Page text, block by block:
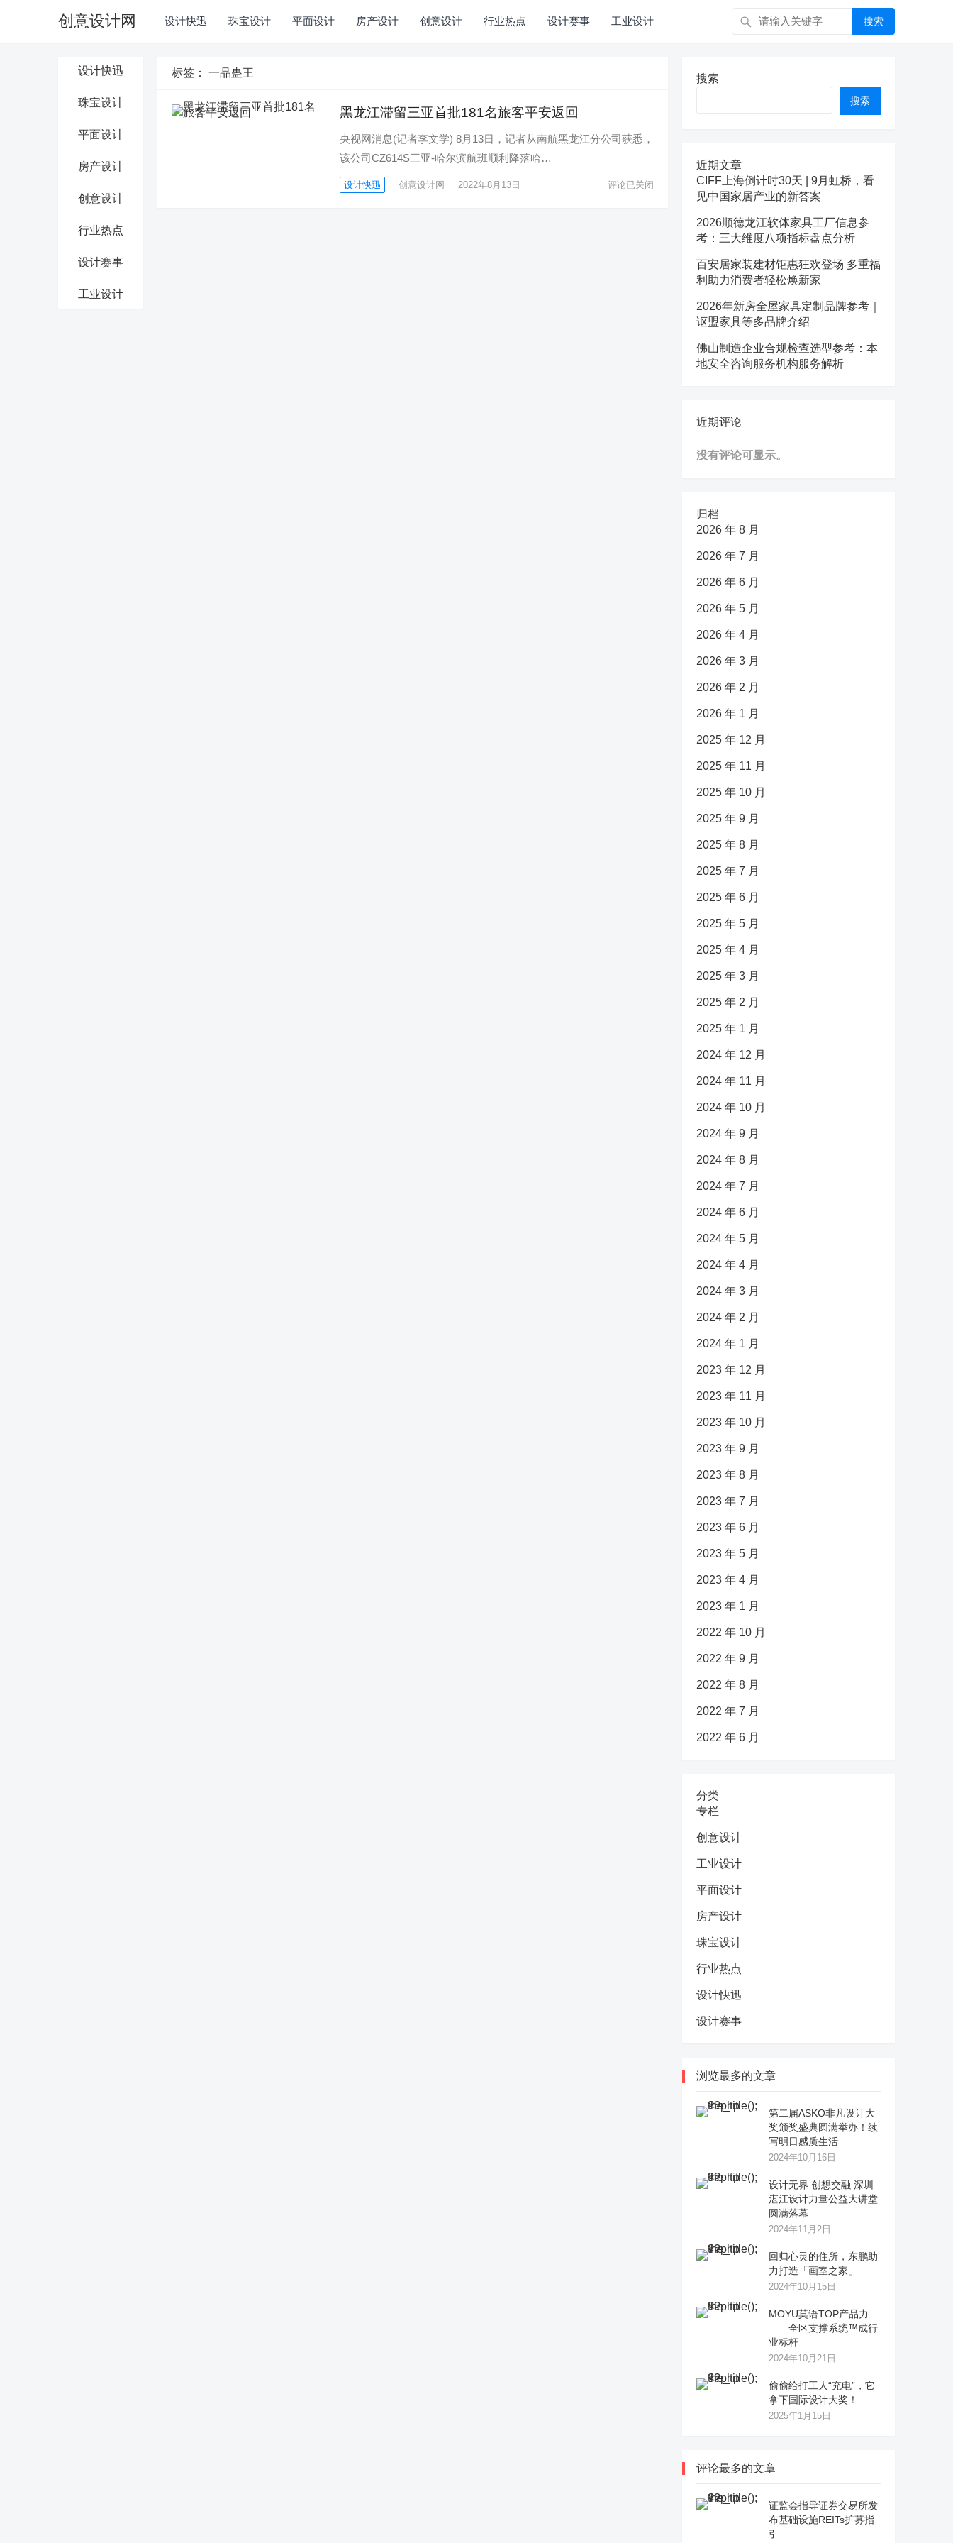
创意设计网 设计快迅 珠宝设计 平面设计 房产设计 创意设计 行业热点 设计赛事 工业设计 搜索
设计快迅
珠宝设计
平面设计
房产设计
创意设计
行业热点
设计赛事
工业设计
标签： 一品蛊王
黑龙江滞留三亚首批181名旅客平安返回
央视网消息(记者李文学) 8月13日，记者从南航黑龙江分公司获悉，
该公司CZ614S三亚-哈尔滨航班顺利降落哈…
设计快迅 创意设计网 2022年8月13日 评论已关闭
搜索
搜索
近期文章
CIFF上海倒计时30天 | 9月虹桥，看
见中国家居产业的新答案
2026顺德龙江软体家具工厂信息参
考：三大维度八项指标盘点分析
百安居家装建材钜惠狂欢登场 多重福
利助力消费者轻松焕新家
2026年新房全屋家具定制品牌参考｜
讴盟家具等多品牌介绍
佛山制造企业合规检查选型参考：本
地安全咨询服务机构服务解析
近期评论
没有评论可显示。
归档
2026 年 8 月
2026 年 7 月
2026 年 6 月
2026 年 5 月
2026 年 4 月
2026 年 3 月
2026 年 2 月
2026 年 1 月
2025 年 12 月
2025 年 11 月
2025 年 10 月
2025 年 9 月
2025 年 8 月
2025 年 7 月
2025 年 6 月
2025 年 5 月
2025 年 4 月
2025 年 3 月
2025 年 2 月
2025 年 1 月
2024 年 12 月
2024 年 11 月
2024 年 10 月
2024 年 9 月
2024 年 8 月
2024 年 7 月
2024 年 6 月
2024 年 5 月
2024 年 4 月
2024 年 3 月
2024 年 2 月
2024 年 1 月
2023 年 12 月
2023 年 11 月
2023 年 10 月
2023 年 9 月
2023 年 8 月
2023 年 7 月
2023 年 6 月
2023 年 5 月
2023 年 4 月
2023 年 1 月
2022 年 10 月
2022 年 9 月
2022 年 8 月
2022 年 7 月
2022 年 6 月
分类
专栏
创意设计
工业设计
平面设计
房产设计
珠宝设计
行业热点
设计快迅
设计赛事
浏览最多的文章
第二届ASKO非凡设计大
奖颁奖盛典圆满举办！续
写明日感质生活
2024年10月16日
设计无界 创想交融 深圳
湛江设计力量公益大讲堂
圆满落幕
2024年11月2日
回归心灵的住所，东鹏助
力打造「画室之家」
2024年10月15日
MOYU莫语TOP产品力
——全区支撑系统™成行
业标杆
2024年10月21日
偷偷给打工人“充电”，它
拿下国际设计大奖！
2025年1月15日
评论最多的文章
证监会指导证券交易所发
布基础设施REITs扩募指
引